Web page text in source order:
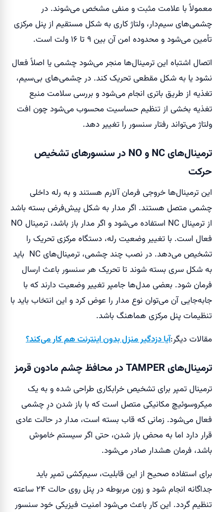
معمولاً با علامت مثبت و منفی مشخص می‌شوند. در
چشمی‌های سیم‌دار، ولتاژ کاری به شکل مستقیم از پنل مرکزی
تأمین می‌شود و محدوده امن آن بین ۹ تا ۱۶ ولت است.
اتصال اشتباه این ترمینال‌ها منجر می‌شود چشمی یا اصلاً فعال
نشود یا به شکل مقطعی تحریک کند. در چشمی‌های بی‌سیم،
تغذیه از طریق باتری انجام می‌شود و بررسی سلامت منبع
تغذیه بخشی از تنظیم حساسیت محسوب می‌شود چون افت
ولتاژ می‌تواند رفتار سنسور را تغییر دهد.
ترمینال‌های NC و NO در سنسورهای تشخیص
حرکت
این ترمینال‌ها خروجی فرمان آلارم هستند و به رله داخلی
چشمی متصل هستند. اگر مدار به شکل پیش‌فرض بسته باشد
از ترمینال NC استفاده می‌شود و اگر مدار باز باشد، ترمینال NO
فعال است. با تغییر وضعیت رله، دستگاه مرکزی تحریک را
تشخیص می‌دهد. در نصب چند چشمی، ترمینال‌های NC باید
به شکل سری بسته شوند تا تحریک هر سنسور باعث ارسال
فرمان شود. بعضی مدل‌ها جامپر تغییر وضعیت دارند که با
جابه‌جایی آن می‌توان نوع مدار را عوض کرد و این انتخاب باید با
تنظیمات پنل مرکزی هماهنگ باشد.
مقالات دیگر:آیا دزدگیر منزل بدون اینترنت هم کار می‌کند؟
ترمینال‌های TAMPER در محافظ چشم مادون قرمز
ترمینال تمپر برای تشخیص خرابکاری طراحی شده و به یک
میکروسوئیچ مکانیکی متصل است که با باز شدن درِ چشمی
فعال می‌شود. زمانی که قاب بسته است، مدار در حالت عادی
قرار دارد اما به محض باز شدن، حتی اگر سیستم خاموش
باشد، فرمان هشدار صادر می‌شود.
برای استفاده صحیح از این قابلیت، سیم‌کشی تمپر باید
جداگانه انجام شود و زون مربوطه در پنل روی حالت ۲۴ ساعته
تنظیم گردد. این کار باعث می‌شود امنیت فیزیکی خود سنسور